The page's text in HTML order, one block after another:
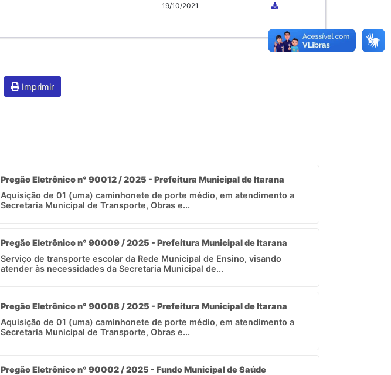
19/10/2021
Imprimir
Pregão Eletrônico n° 90012 / 2025 - Prefeitura Municipal de Itarana
Aquisição de 01 (uma) caminhonete de porte médio, em atendimento a
Secretaria Municipal de Transporte, Obras e...
Pregão Eletrônico n° 90009 / 2025 - Prefeitura Municipal de Itarana
Serviço de transporte escolar da Rede Municipal de Ensino, visando
atender às necessidades da Secretaria Municipal de...
Pregão Eletrônico n° 90008 / 2025 - Prefeitura Municipal de Itarana
Aquisição de 01 (uma) caminhonete de porte médio, em atendimento a
Secretaria Municipal de Transporte, Obras e...
Pregão Eletrônico n° 90002 / 2025 - Fundo Municipal de Saúde